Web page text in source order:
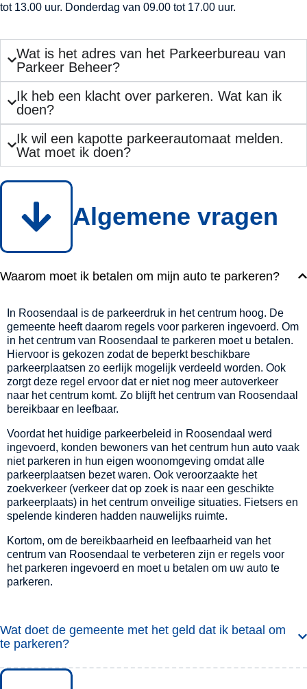
tot 13.00 uur. Donderdag van 09.00 tot 17.00 uur.
Wat is het adres van het Parkeerbureau van
Parkeer Beheer?
Ik heb een klacht over parkeren. Wat kan ik
doen?
Ik wil een kapotte parkeerautomaat melden.
Wat moet ik doen?
Algemene vragen
Waarom moet ik betalen om mijn auto te parkeren?
In Roosendaal is de parkeerdruk in het centrum hoog. De
gemeente heeft daarom regels voor parkeren ingevoerd. Om
in het centrum van Roosendaal te parkeren moet u betalen.
Hiervoor is gekozen zodat de beperkt beschikbare
parkeerplaatsen zo eerlijk mogelijk verdeeld worden. Ook
zorgt deze regel ervoor dat er niet nog meer autoverkeer
naar het centrum komt. Zo blijft het centrum van Roosendaal
bereikbaar en leefbaar.
Voordat het huidige parkeerbeleid in Roosendaal werd
ingevoerd, konden bewoners van het centrum hun auto vaak
niet parkeren in hun eigen woonomgeving omdat alle
parkeerplaatsen bezet waren. Ook veroorzaakte het
zoekverkeer (verkeer dat op zoek is naar een geschikte
parkeerplaats) in het centrum onveilige situaties. Fietsers en
spelende kinderen hadden nauwelijks ruimte.
Kortom, om de bereikbaarheid en leefbaarheid van het
centrum van Roosendaal te verbeteren zijn er regels voor
het parkeren ingevoerd en moet u betalen om uw auto te
parkeren.
Wat doet de gemeente met het geld dat ik betaal om
te parkeren?